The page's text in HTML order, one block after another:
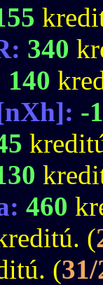
340
140
-
460
(
(